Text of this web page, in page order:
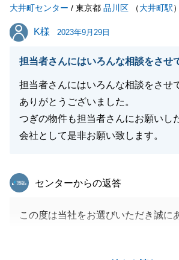
大井町センター / 東京都 品川区 （大井町駅
K様
K様 2023年9月29日
担当者さんにはいろんな相談をさせ
担当者さんにはいろんな相談をさせ
ありがとうございました。
つぎの物件も担当者さんにお願いし
会社として是非お願い致します。
東急リバブル
センターからの返答
この度は当社をお選びいただき誠に